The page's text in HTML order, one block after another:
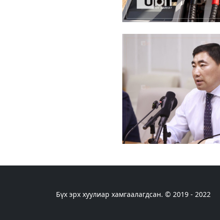
Бүх эрх хуулиар хамгаалагдсан. © 2019 - 2022